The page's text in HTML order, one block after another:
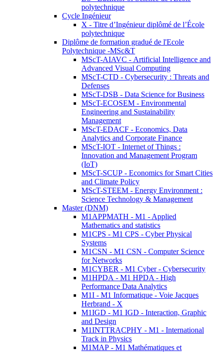
polytechnique
Cycle Ingénieur
X - Titre d’Ingénieur diplômé de l’École
polytechnique
Diplôme de formation gradué de l'Ecole
Polytechnique -MSc&T
MScT-AIAVC - Artificial Intelligence and
Advanced Visual Computing
MScT-CTD - Cybersecurity : Threats and
Defenses
MScT-DSB - Data Science for Business
MScT-ECOSEM - Environmental
Engineering and Sustainability
Management
MScT-EDACF - Economics, Data
Analytics and Corporate Finance
MScT-IOT - Internet of Things :
Innovation and Management Program
(IoT)
MScT-SCUP - Economics for Smart Cities
and Climate Policy
MScT-STEEM - Energy Environment :
Science Technology & Management
Master (DNM)
M1APPMATH - M1 - Applied
Mathematics and statistics
M1CPS - M1 CPS - Cyber Physical
Systems
M1CSN - M1 CSN - Computer Science
for Networks
M1CYBER - M1 Cyber - Cybersecurity
M1HPDA - M1 HPDA - High
Performance Data Analytics
M1I - M1 Informatique - Voie Jacques
Herbrand - X
M1IGD - M1 IGD - Interaction, Graphic
and Design
M1INTTRACPHY - M1 - International
Track in Physics
M1MAP - M1 Mathématiques et